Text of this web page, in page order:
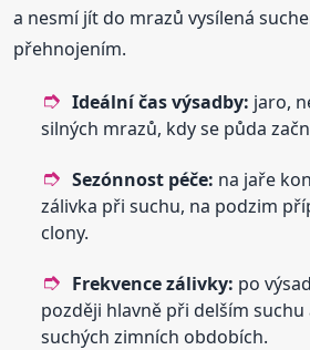
a nesmí jít do mrazů vysílená
přehnojením.
Ideální čas výsadby: jaro,
silných mrazů, kdy se půda
Sezónnost péče: na jaře
zálivka při suchu, na podzim
clony.
Frekvence zálivky: po
později hlavně při delším suchu
suchých zimních obdobích.